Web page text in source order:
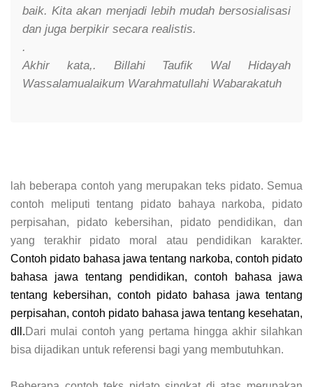
baik. Kita akan menjadi lebih mudah bersosialisasi
dan juga berpikir secara realistis.
.
Akhir kata,. Billahi Taufik Wal Hidayah
Wassalamualaikum Warahmatullahi Wabarakatuh
lah beberapa contoh yang merupakan teks pidato. Semua
contoh meliputi tentang pidato bahaya narkoba, pidato
perpisahan, pidato kebersihan, pidato pendidikan, dan
yang terakhir pidato moral atau pendidikan karakter.
Contoh pidato bahasa jawa tentang narkoba, contoh pidato
bahasa jawa tentang pendidikan, contoh bahasa jawa
tentang kebersihan, contoh pidato bahasa jawa tentang
perpisahan, contoh pidato bahasa jawa tentang kesehatan,
dll.Dari mulai contoh yang pertama hingga akhir silahkan
bisa dijadikan untuk referensi bagi yang membutuhkan.